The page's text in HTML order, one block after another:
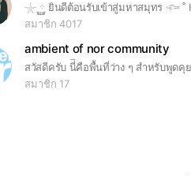
สมาชิก 4017
ambient of nor community
สมาชิก 17